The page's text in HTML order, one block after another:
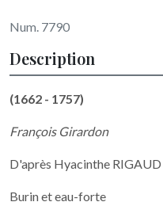
Num. 7790
Description
(1662 - 1757)
François Girardon
D'après Hyacinthe
Burin et eau-forte